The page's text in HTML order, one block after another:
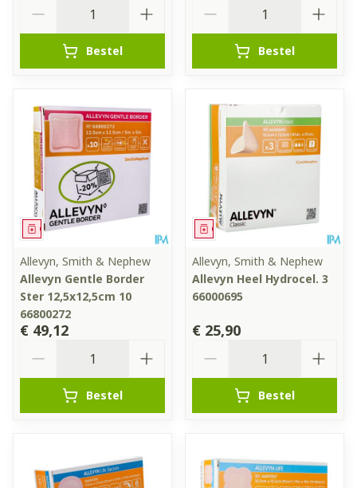
Bestel Bestel
Geneesmiddel
Allevyn, Smith & Nephew
Allevyn Gentle Border
Ster 12,5x12,5cm 10
66800272
€ 49,12
Bestel
Geneesmiddel
Allevyn, Smith & Nephew
Allevyn Heel Hydrocel. 3
66000695
€ 25,90
Bestel